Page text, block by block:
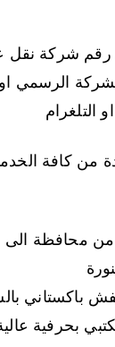
رقم شركة
الرسمي او
التلغرام
من كافة
محافظة
باكستاني
بحرفية